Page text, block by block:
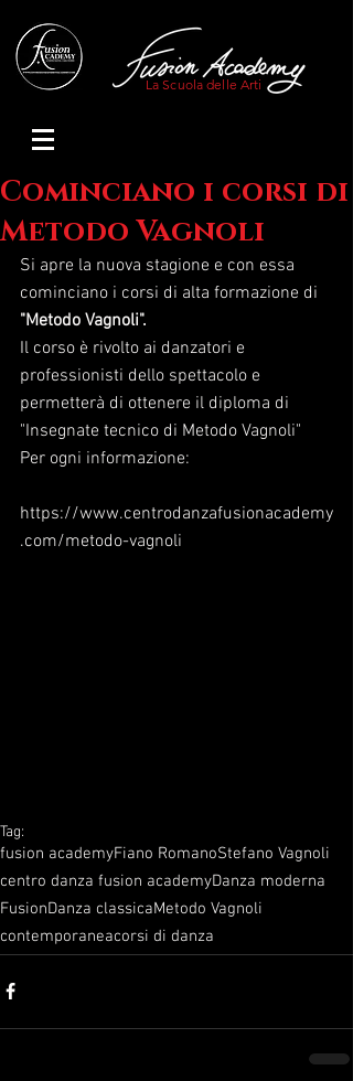
La Scuola delle Arti
Cominciano i corsi di
Metodo Vagnoli
Si apre la nuova stagione e con essa
cominciano i corsi di alta formazione di
"Metodo Vagnoli".
Il corso è rivolto ai danzatori e
professionisti dello spettacolo e
permetterà di ottenere il diploma di
"Insegnate tecnico di Metodo Vagnoli"
Per ogni informazione:
https://www.centrodanzafusionacademy
.com/metodo-vagnoli
Tag:
fusion academyFiano RomanoStefano Vagnoli
centro danza fusion academyDanza moderna
FusionDanza classicaMetodo Vagnoli
contemporaneacorsi di danza